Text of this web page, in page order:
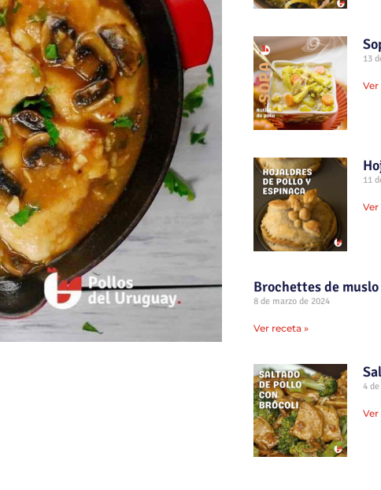
13
Ver
11
Ver
Brochettes de
8 de marzo de 2024
Ver receta »
4
Ver